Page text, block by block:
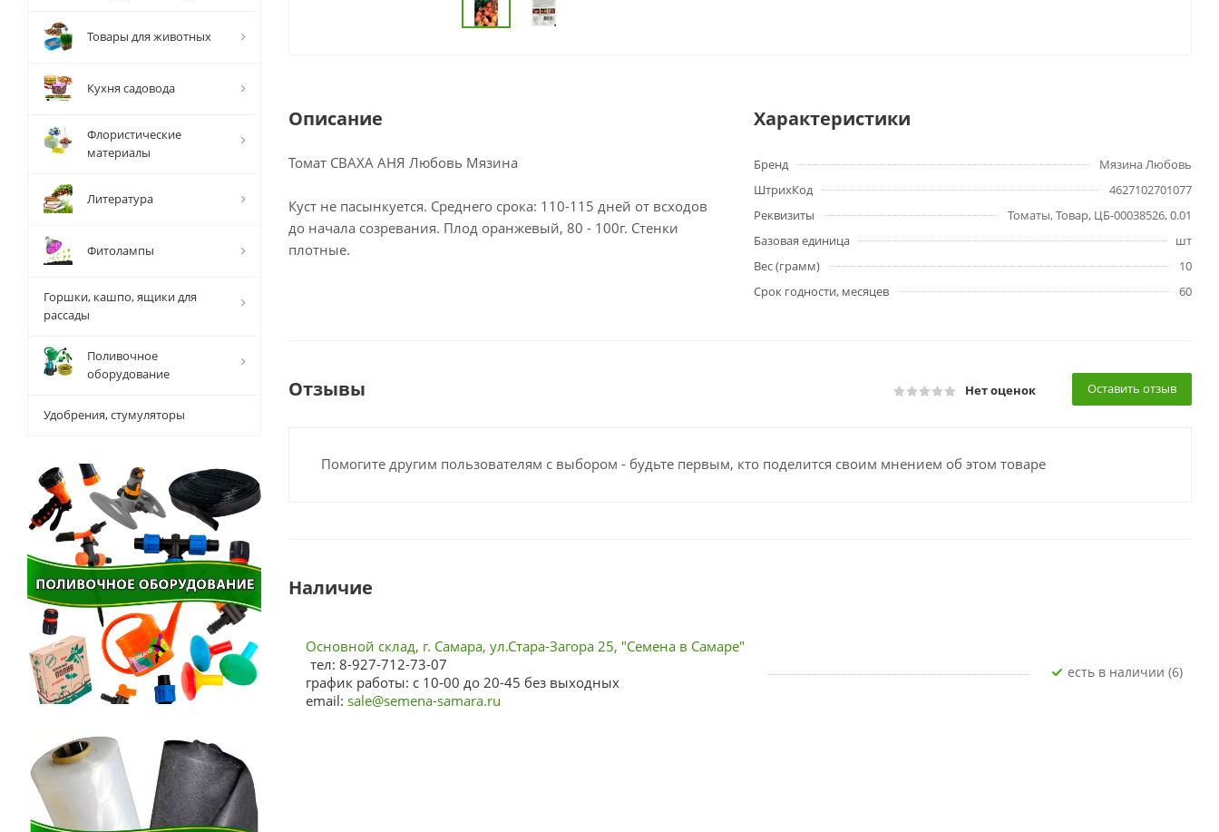
Описание
Томат СВАХА АНЯ Любовь Мязина
Куст не пасынкуется. Среднего срока: 110-115 дней от всходов
до начала созревания. Плод оранжевый, 80 - 100г. Стенки
плотные.
Характеристики
Бренд
Мязина Любовь
ШтрихКод
4627102701077
Реквизиты
Томаты, Товар, ЦБ-00038526, 0.01
Базовая единица
шт
Вес (грамм)
10
Срок годности, месяцев
60
Отзывы Нет оценок Оставить отзыв
Помогите другим пользователям с выбором - будьте первым, кто поделится своим мнением об этом товаре
Наличие
Основной склад, г. Самара, ул.Стара-Загора 25, "Семена в Самаре"
тел: 8-927-712-73-07
график работы: с 10-00 до 20-45 без выходных
email: sale@semena-samara.ru
Есть в наличии (6)
Товары для животных
Кухня садовода
Флористические
материалы
Литература
Фитолампы
Горшки, кашпо, ящики для
рассады
Поливочное
оборудование
Удобрения, стумуляторы